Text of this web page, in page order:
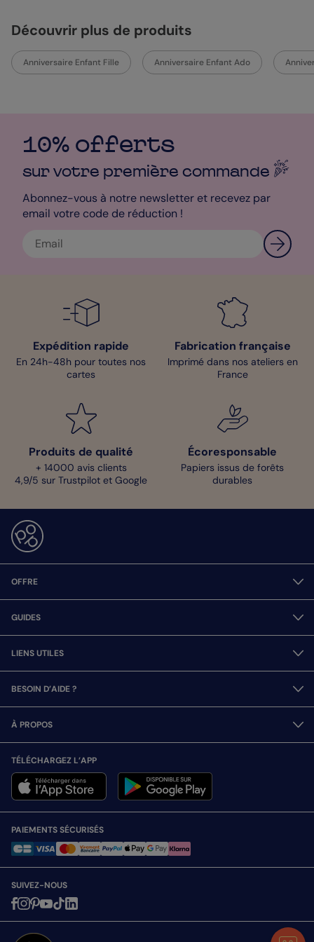
Découvrir plus de produits
Anniversaire Enfant Fille Anniversaire Enfant Ado
10% offerts
sur votre première commande
Abonnez-vous à notre newsletter et recevez par
email votre code de réduction !
Expédition rapide
En 24h-48h pour toutes nos
cartes
Fabrication française
Imprimé dans nos ateliers en
France
Produits de qualité
+ 14000 avis clients
4,9/5 sur Trustpilot et Google
Écoresponsable
Papiers issus de forêts
durables
OFFRE
GUIDES
LIENS UTILES
BESOIN D’AIDE ?
À PROPOS
TÉLÉCHARGEZ L’APP
PAIEMENTS SÉCURISÉS
SUIVEZ-NOUS